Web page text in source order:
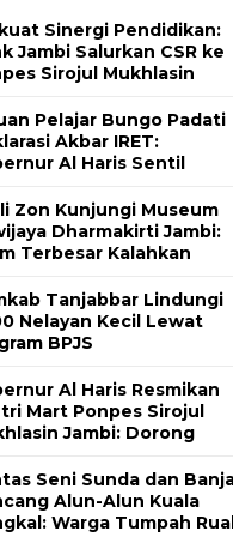
Sinergi Pendidikan:
Jambi Salurkan CSR ke
Sirojul Mukhlasin
Pelajar Bungo Padati
Akbar IRET:
Al Haris Sentil
Zon Kunjungi Museum
Dharmakirti Jambi:
Terbesar Kalahkan
Tanjabbar Lindungi
Nelayan Kecil Lewat
BPJS
Al Haris Resmikan
Mart Ponpes Sirojul
Jambi: Dorong
Seni Sunda dan
Alun-Alun Kuala
Warga Tumpah